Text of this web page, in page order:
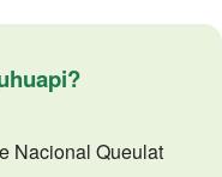
Nacional Queulat